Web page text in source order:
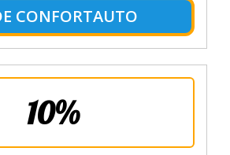
CONFORTAUTO
10%